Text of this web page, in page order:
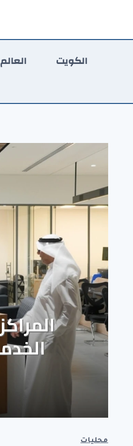
المحتوى
الكويت العالم
محليات